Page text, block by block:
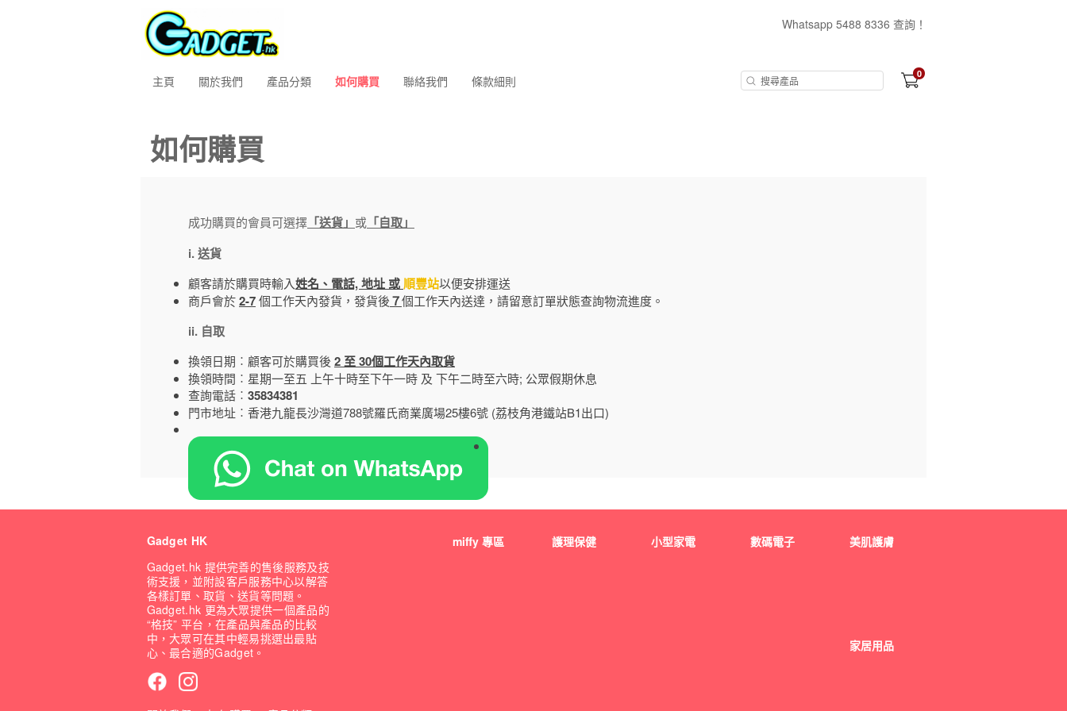
Whatsapp 5488 8336 查詢！
主頁 關於我們 產品分類 如何購買 聯絡我們 條款細則 0
如何購買
成功購買的會員可選擇 「送貨」 或 「自取」
i. 送貨
顧客請於購買時輸入姓名、電話, 地址 或順豐站以便安排運送
商戶會於2-7個工作天內發貨，發貨後７個工作天內送達，請留意訂單狀態查詢物流進度。
ii. 自取
換領日期︰顧客可於購買後 2至 30個工作天內取貨
換領時間︰星期一至五 上午十時至下午一時 及 下午二時至六時; 公眾假期休息
查詢電話︰ 35834381
門市地址︰香港九龍長沙灣道788號羅氏商業廣場25樓6號 (荔枝角港鐵站B1出口)
Gadget HK
Gadget.hk 提供完善的售後服務及技
術支援，並附設客戶服務中心以解答
各樣訂單、取貨、送貨等問題。
Gadget.hk 更為大眾提供一個產品的
“格技” 平台，在產品與產品的比較
中，大眾可在其中輕易挑選出最貼
心、最合適的Gadget。
miffy 專區 護理保健 小型家電 數碼電子 美肌護膚
家居用品